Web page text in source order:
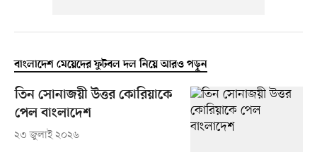
বাংলাদেশ মেয়েদের ফুটবল দল নিয়ে আরও পড়ুন
তিন সোনাজয়ী উত্তর কোরিয়াকে
পেল বাংলাদেশ
২৩ জুলাই ২০২৬